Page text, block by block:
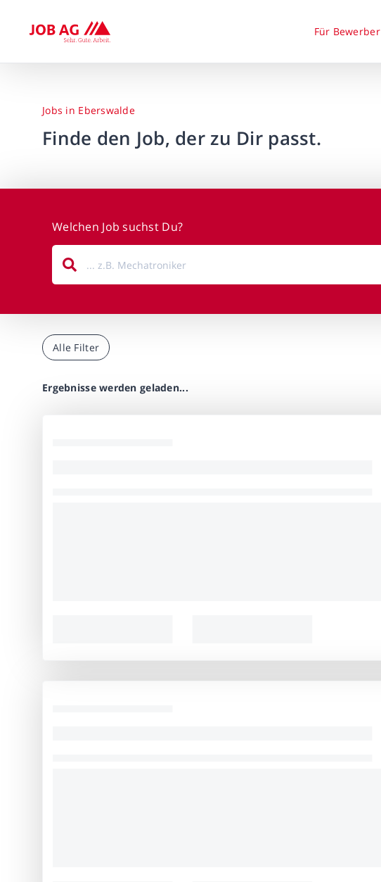
Für Bewerber
Jobs in Eberswalde
Finde den Job, der zu Dir passt.
Welchen Job suchst Du?
Alle Filter
Ergebnisse werden geladen...